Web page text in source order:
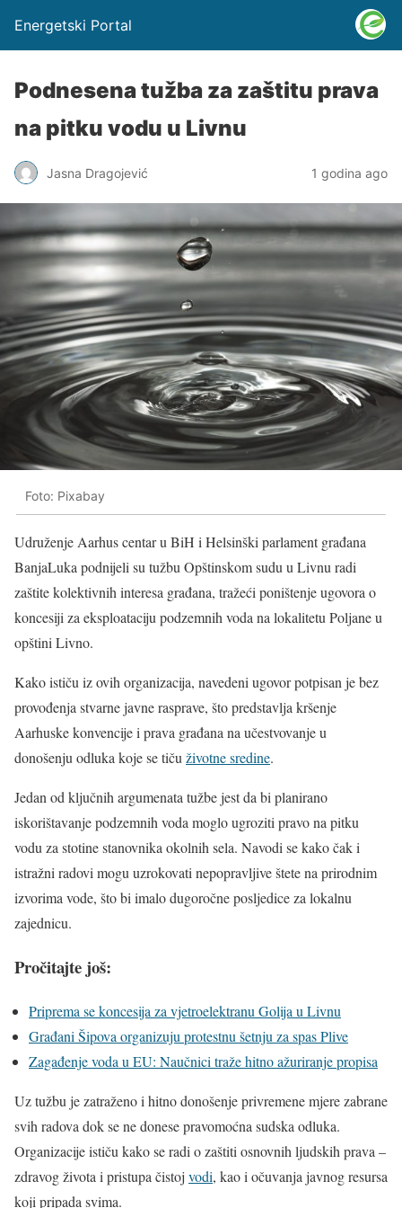
Energetski Portal
Podnesena tužba za zaštitu prava
na pitku vodu u Livnu
Jasna Dragojević 1 godina ago
Foto: Pixabay
Udruženje Aarhus centar u BiH i Helsinški parlament građana
BanjaLuka podnijeli su tužbu Opštinskom sudu u Livnu radi
zaštite kolektivnih interesa građana, tražeći poništenje ugovora o
koncesiji za eksploataciju podzemnih voda na lokalitetu Poljane u
opštini Livno.
Kako ističu iz ovih organizacija, navedeni ugovor potpisan je bez
provođenja stvarne javne rasprave, što predstavlja kršenje
Aarhuske konvencije i prava građana na učestvovanje u
donošenju odluka koje se tiču životne sredine.
Jedan od ključnih argumenata tužbe jest da bi planirano
iskorištavanje podzemnih voda moglo ugroziti pravo na pitku
vodu za stotine stanovnika okolnih sela. Navodi se kako čak i
istražni radovi mogu uzrokovati nepopravljive štete na prirodnim
izvorima vode, što bi imalo dugoročne posljedice za lokalnu
zajednicu.
Pročitajte još:
Priprema se koncesija za vjetroelektranu Golija u Livnu
Građani Šipova organizuju protestnu šetnju za spas Plive
Zagađenje voda u EU: Naučnici traže hitno ažuriranje propisa
Uz tužbu je zatraženo i hitno donošenje privremene mjere zabrane
svih radova dok se ne donese pravomoćna sudska odluka.
Organizacije ističu kako se radi o zaštiti osnovnih ljudskih prava –
zdravog života i pristupa čistoj vodi, kao i očuvanja javnog resursa
koji pripada svima.